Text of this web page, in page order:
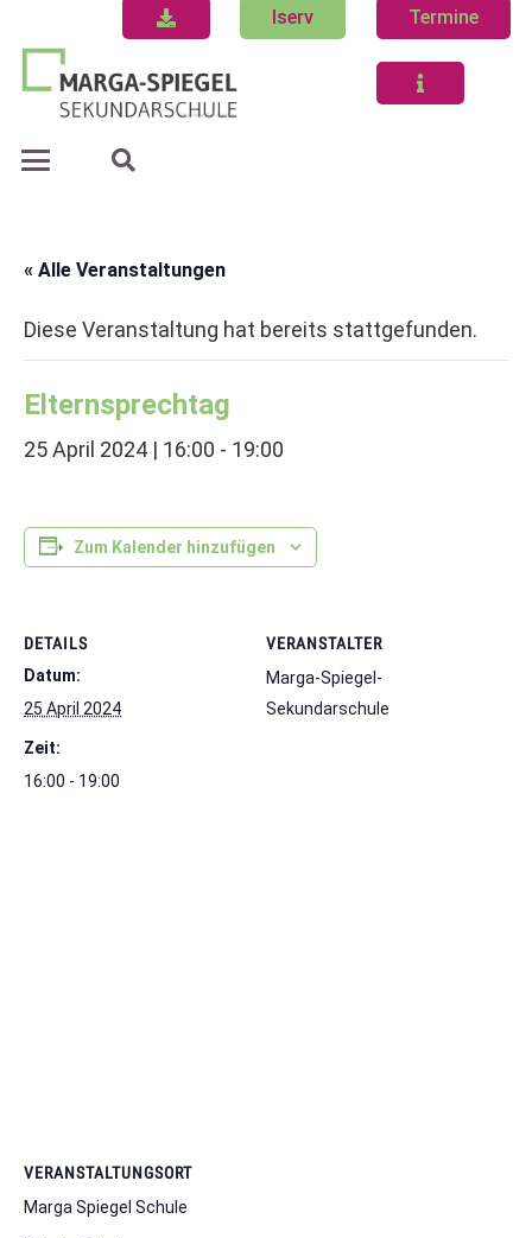
Iserv Termine
« Alle Veranstaltungen
Diese Veranstaltung hat bereits stattgefunden.
Elternsprechtag
25 April 2024 | 16:00 - 19:00
Zum Kalender hinzufügen
DETAILS
Datum:
25 April 2024
Zeit:
16:00 - 19:00
VERANSTALTER
Marga-Spiegel-
Sekundarschule
VERANSTALTUNGSORT
Marga Spiegel Schule